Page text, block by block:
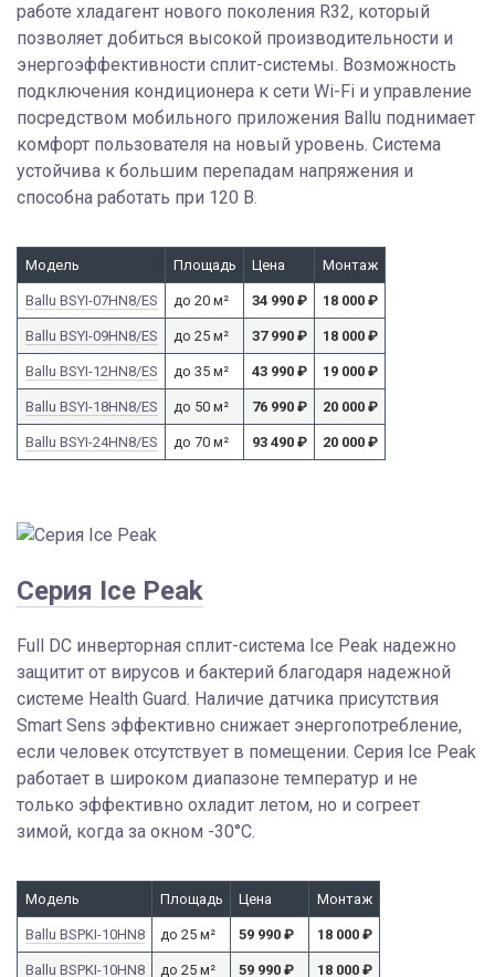
работе хладагент нового поколения R32, который
позволяет добиться высокой производительности и
энергоэффективности сплит-системы. Возможность
подключения кондиционера к сети Wi-Fi и управление
посредством мобильного приложения Ballu поднимает
комфорт пользователя на новый уровень. Система
устойчива к большим перепадам напряжения и
способна работать при 120 В.
Модель Площадь Цена Монтаж
Ballu BSYI-07HN8/ES до 20 м² 34 990 ₽ 18 000 ₽
Ballu BSYI-09HN8/ES до 25 м² 37 990 ₽ 18 000 ₽
Ballu BSYI-12HN8/ES до 35 м² 43 990 ₽ 19 000 ₽
Ballu BSYI-18HN8/ES до 50 м² 76 990 ₽ 20 000 ₽
Ballu BSYI-24HN8/ES до 70 м² 93 490 ₽ 20 000 ₽
Серия Ice Peak
Full DC инверторная сплит-система Ice Peak надежно
защитит от вирусов и бактерий благодаря надежной
системе Health Guard. Наличие датчика присутствия
Smart Sens эффективно снижает энергопотребление,
если человек отсутствует в помещении. Серия Ice Peak
работает в широком диапазоне температур и не
только эффективно охладит летом, но и согреет
зимой, когда за окном -30°С.
Модель Площадь Цена Монтаж
Ballu BSPKI-10HN8 до 25 м² 59 990 ₽ 18 000 ₽
Ballu BSPKI-10HN8 до 25 м² 59 990 ₽ 18 000 ₽